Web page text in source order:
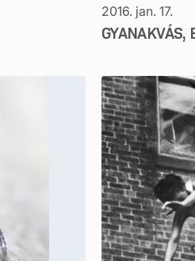
2016. jan. 17.
GYANAKVÁS,